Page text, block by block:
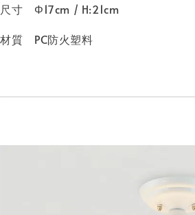
尺寸 Φ17cm / H:21cm
材質 PC防火塑料